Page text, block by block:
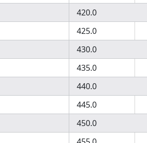
420.0
425.0
430.0
435.0
440.0
445.0
450.0